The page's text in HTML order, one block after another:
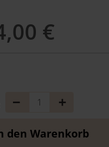
€
den Warenkorb